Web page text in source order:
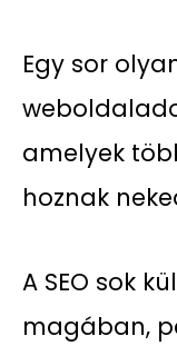
Egy sor
amelyek
hoznak
A SEO sok
magában,